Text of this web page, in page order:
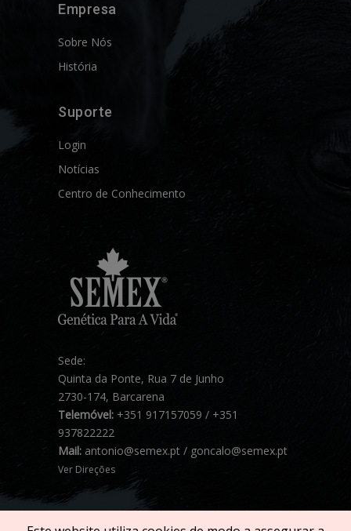
Empresa
Sobre Nós
História
Suporte
Login
Notícias
Centro de Conhecimento
Sede:
Quinta da Ponte, Rua 7 de Junho
2730-174, Barcarena
Telemóvel: +351 917157059 / +351
937822222
Mail: antonio@semex.pt / goncalo@semex.pt
Ver Direções